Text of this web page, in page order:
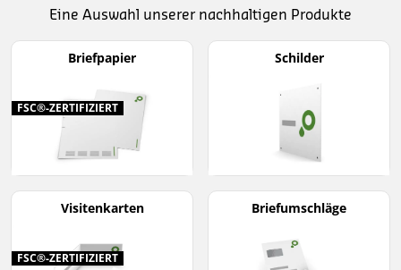
Eine Auswahl unserer nachhaltigen Produkte
Briefpapier
FSC®-ZERTIFIZIERT
Schilder
Visitenkarten
FSC®-ZERTIFIZIERT
Briefumschläge